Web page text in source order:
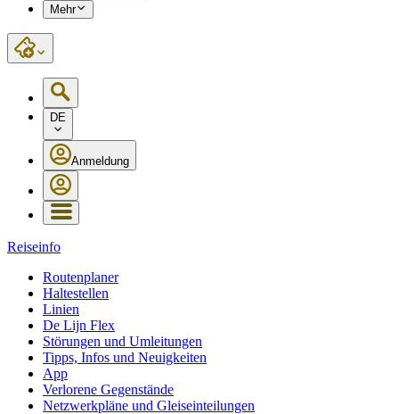
Mehr
DE
Anmeldung
Reiseinfo
Routenplaner
Haltestellen
Linien
De Lijn Flex
Störungen und Umleitungen
Tipps, Infos und Neuigkeiten
App
Verlorene Gegenstände
Netzwerkpläne und Gleiseinteilungen